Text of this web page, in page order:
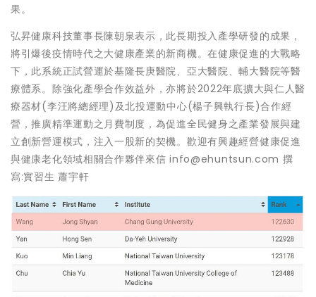
果。
弘昇健康科技董事長陳朝泉表示，此長期投入產學研發的成果，
將引爆後疫情時代之大健康產業的新商機。在健康促進的大戰略
下，此系統正試營運於基隆長庚醫院、亞大醫院、輔大醫院等醫
療體系。除強化產學合作效益外，亦將於2022年底擴大與仁人醫
療器材(李汪將總經理)及北投運動中心(楊子興執行長)合作經
營，推廣精準運動之月費制度，為促進全民健身之產業發展與建
立創新營運模式，注入一股新的契機。歡迎有興趣經營健康促進
與健康老化領域相關合作夥伴來信 info@ehuntsun.com 撰
寫:實習生 蕭宇軒